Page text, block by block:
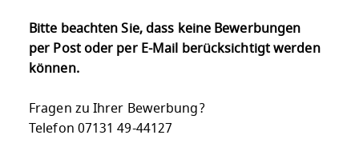
Bitte beachten Sie, dass keine Bewerbungen
per Post oder per E-Mail berücksichtigt werden
können.
Fragen zu Ihrer Bewerbung?
Telefon 07131 49-44127